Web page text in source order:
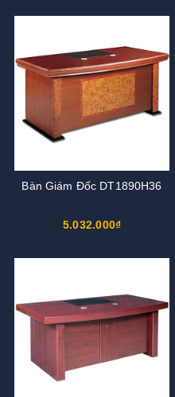
Bàn Giám Đốc DT1890H36
5.032.000₫